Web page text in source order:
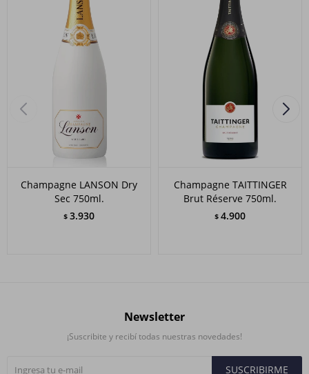
Champagne LANSON Dry
Sec 750ml.
$ 3.930
Champagne TAITTINGER
Brut Réserve 750ml.
$ 4.900
Newsletter
¡Suscribite y recibí todas nuestras novedades!
SUSCRIBIRME